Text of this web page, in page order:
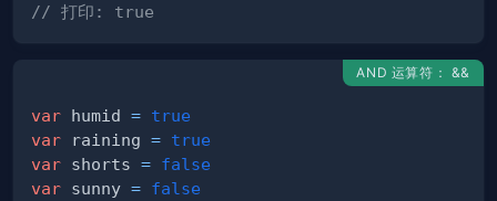
// 打印: true
AND 运算符： &&
var humid = true
var raining = true
var shorts = false
var sunny = false